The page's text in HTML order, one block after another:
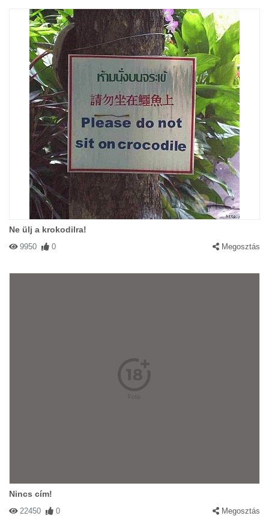
Ne ülj a krokodilra!
9950 0 Megosztás
Nincs cím!
22450 0 Megosztás